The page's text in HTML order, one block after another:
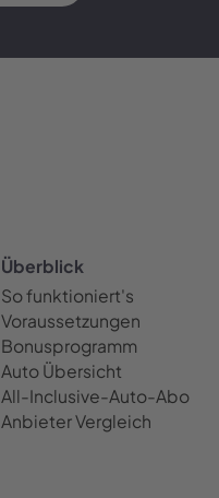
Überblick
So funktioniert's
Voraussetzungen
Bonusprogramm
Auto Übersicht
All-Inclusive-Auto-Abo
Anbieter Vergleich